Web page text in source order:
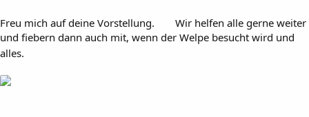
Freu mich auf deine Vorstellung.
Wir helfen alle gerne weiter
und fiebern dann auch mit, wenn der Welpe besucht wird und
alles.